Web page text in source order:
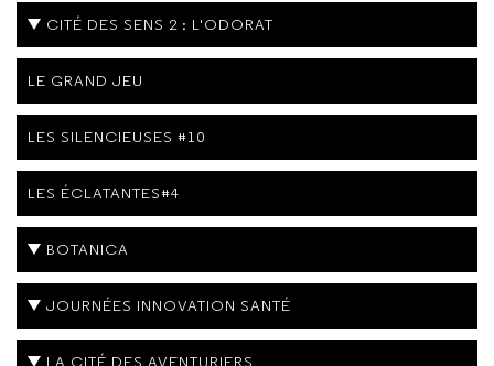
CITÉ DES SENS 2 : L'ODORAT
LE GRAND JEU
LES SILENCIEUSES #10
LES ÉCLATANTES#4
BOTANICA
JOURNÉES INNOVATION SANTÉ
LA CITÉ DES AVENTURIERS